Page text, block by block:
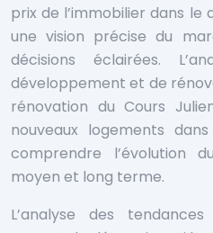
prix de l’immobilier dans
une vision précise du
décisions éclairées.
développement et de
rénovation du Cours
nouveaux logements
comprendre l’évolution
moyen et long terme.
L’analyse des